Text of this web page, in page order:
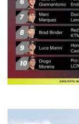
Hasil manis
Silverstone
1 jam lalu